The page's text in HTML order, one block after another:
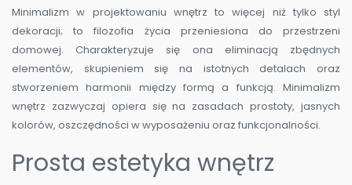
Minimalizm w projektowaniu wnętrz to więcej niż tylko styl
dekoracji; to filozofia życia przeniesiona do przestrzeni
domowej. Charakteryzuje się ona eliminacją zbędnych
elementów, skupieniem się na istotnych detalach oraz
stworzeniem harmonii między formą a funkcją. Minimalizm
wnętrz zazwyczaj opiera się na zasadach prostoty, jasnych
kolorów, oszczędności w wyposażeniu oraz funkcjonalności.
Prosta estetyka wnętrz